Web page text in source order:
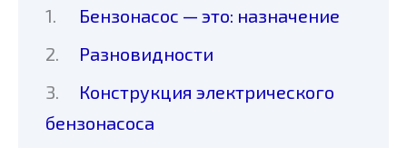
Бензонасос — это: назначение
Разновидности
Конструкция электрического
бензонасоса